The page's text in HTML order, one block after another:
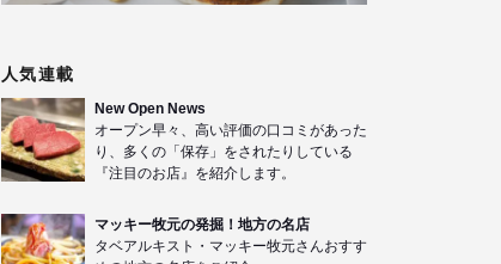
人気連載
New Open News
オープン早々、高い評価の口コミがあった
り、多くの「保存」をされたりしている
『注目のお店』を紹介します。
マッキー牧元の発掘！地方の名店
タベアルキスト・マッキー牧元さんおすす